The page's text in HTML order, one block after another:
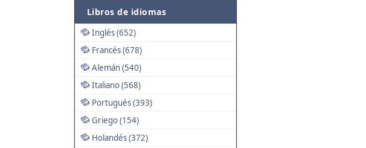
Libros de idiomas
Inglés (652)
Francés (678)
Alemán (540)
Italiano (568)
Portugués (393)
Griego (154)
Holandés (372)